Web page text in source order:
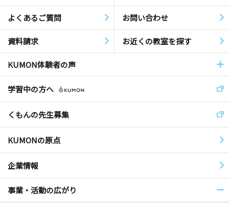
よくあるご質問 お問い合わせ
資料請求 お近くの教室を探す
KUMON体験者の声
学習中の方へ
くもんの先生募集
KUMONの原点
企業情報
事業・活動の広がり